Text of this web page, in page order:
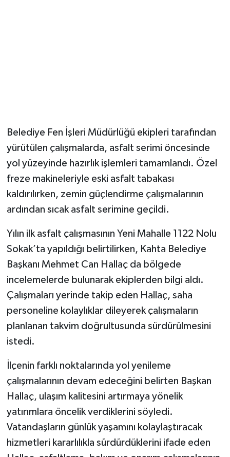
Belediye Fen İşleri Müdürlüğü ekipleri tarafından
yürütülen çalışmalarda, asfalt serimi öncesinde
yol yüzeyinde hazırlık işlemleri tamamlandı. Özel
freze makineleriyle eski asfalt tabakası
kaldırılırken, zemin güçlendirme çalışmalarının
ardından sıcak asfalt serimine geçildi.
Yılın ilk asfalt çalışmasının Yeni Mahalle 1122 Nolu
Sokak’ta yapıldığı belirtilirken, Kahta Belediye
Başkanı Mehmet Can Hallaç da bölgede
incelemelerde bulunarak ekiplerden bilgi aldı.
Çalışmaları yerinde takip eden Hallaç, saha
personeline kolaylıklar dileyerek çalışmaların
planlanan takvim doğrultusunda sürdürülmesini
istedi.
İlçenin farklı noktalarında yol yenileme
çalışmalarının devam edeceğini belirten Başkan
Hallaç, ulaşım kalitesini artırmaya yönelik
yatırımlara öncelik verdiklerini söyledi.
Vatandaşların günlük yaşamını kolaylaştıracak
hizmetleri kararlılıkla sürdürdüklerini ifade eden